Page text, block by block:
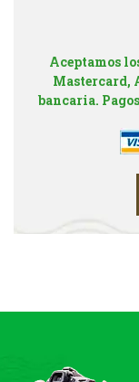
Aceptamos
Mastercard,
bancaria.